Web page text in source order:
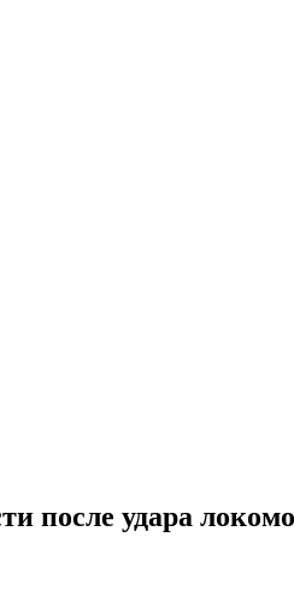
после удара